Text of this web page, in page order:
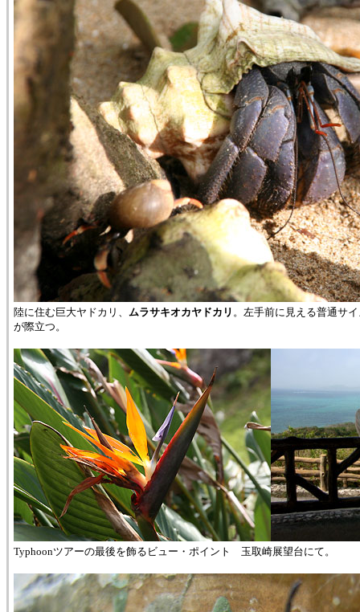
陸に住む巨大ヤドカリ、 ムラサキオカヤドカリ 。左手前に見える普通サ
が際立つ。
Typhoonツアーの最後を飾るビュー・ポイント 玉取崎展望台にて。